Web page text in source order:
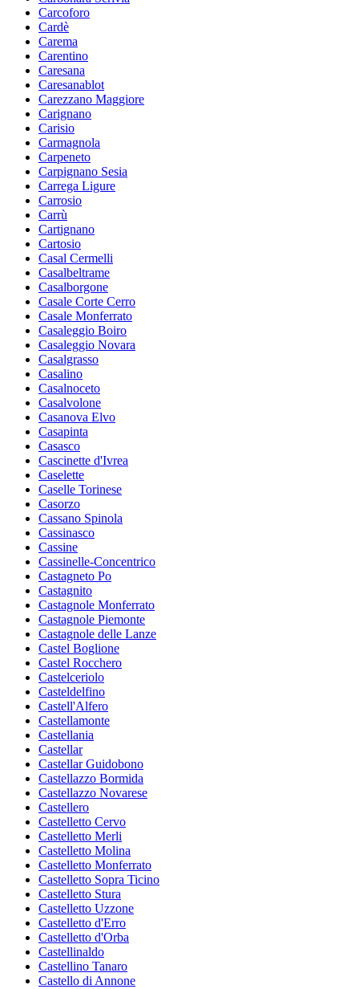
Carcoforo
Cardè
Carema
Carentino
Caresana
Caresanablot
Carezzano Maggiore
Carignano
Carisio
Carmagnola
Carpeneto
Carpignano Sesia
Carrega Ligure
Carrosio
Carrù
Cartignano
Cartosio
Casal Cermelli
Casalbeltrame
Casalborgone
Casale Corte Cerro
Casale Monferrato
Casaleggio Boiro
Casaleggio Novara
Casalgrasso
Casalino
Casalnoceto
Casalvolone
Casanova Elvo
Casapinta
Casasco
Cascinette d'Ivrea
Caselette
Caselle Torinese
Casorzo
Cassano Spinola
Cassinasco
Cassine
Cassinelle-Concentrico
Castagneto Po
Castagnito
Castagnole Monferrato
Castagnole Piemonte
Castagnole delle Lanze
Castel Boglione
Castel Rocchero
Castelceriolo
Casteldelfino
Castell'Alfero
Castellamonte
Castellania
Castellar
Castellar Guidobono
Castellazzo Bormida
Castellazzo Novarese
Castellero
Castelletto Cervo
Castelletto Merli
Castelletto Molina
Castelletto Monferrato
Castelletto Sopra Ticino
Castelletto Stura
Castelletto Uzzone
Castelletto d'Erro
Castelletto d'Orba
Castellinaldo
Castellino Tanaro
Castello di Annone